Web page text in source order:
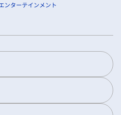
ンターテインメント